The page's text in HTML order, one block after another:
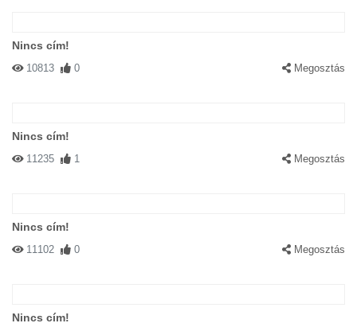
Nincs cím!
10813 0 Megosztás
Nincs cím!
11235 1 Megosztás
Nincs cím!
11102 0 Megosztás
Nincs cím!